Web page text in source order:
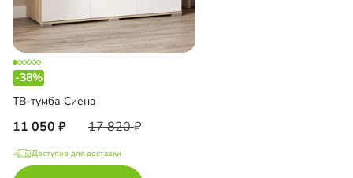
-38%
ТВ-тумба Сиена
11 050 17 820
Доступно для доставки